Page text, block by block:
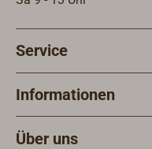
Service
Informationen
Über uns